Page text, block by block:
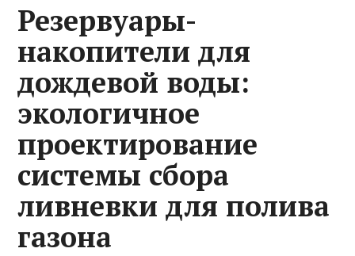
Резервуары-
накопители для
дождевой воды:
экологичное
проектирование
системы сбора
ливневки для полива
газона